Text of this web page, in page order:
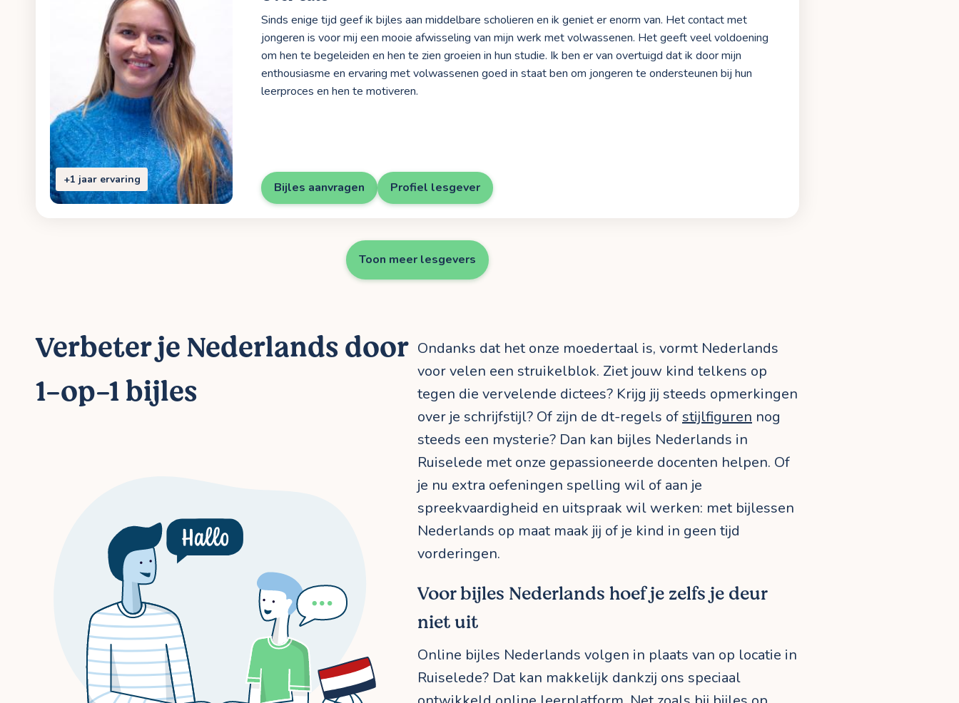
+1 jaar ervaring
Sinds enige tijd geef ik bijles aan middelbare scholieren en ik geniet er enorm van. Het contact met
jongeren is voor mij een mooie afwisseling van mijn werk met volwassenen. Het geeft veel voldoening
om hen te begeleiden en hen te zien groeien in hun studie. Ik ben er van overtuigd dat ik door mijn
enthousiasme en ervaring met volwassenen goed in staat ben om jongeren te ondersteunen bij hun
leerproces en hen te motiveren.
Bijles aanvragen Profiel lesgever
Toon meer lesgevers
Verbeter je Nederlands door
1-op-1 bijles
Ondanks dat het onze moedertaal is, vormt Nederlands
voor velen een struikelblok. Ziet jouw kind telkens op
tegen die vervelende dictees? Krijg jij steeds opmerkingen
over je schrijfstijl? Of zijn de dt-regels of stijlfiguren nog
steeds een mysterie? Dan kan bijles Nederlands in
Ruiselede met onze gepassioneerde docenten helpen. Of
je nu extra oefeningen spelling wil of aan je
spreekvaardigheid en uitspraak wil werken: met bijlessen
Nederlands op maat maak jij of je kind in geen tijd
vorderingen.
Voor bijles Nederlands hoef je zelfs je deur
niet uit
Online bijles Nederlands volgen in plaats van op locatie in
Ruiselede? Dat kan makkelijk dankzij ons speciaal